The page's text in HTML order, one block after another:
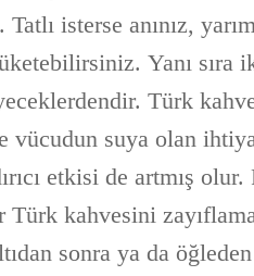
isterse anınız,
Yanı sıra
Türk
suya olan
etkisi de artmış
kahvesini
sonra ya da